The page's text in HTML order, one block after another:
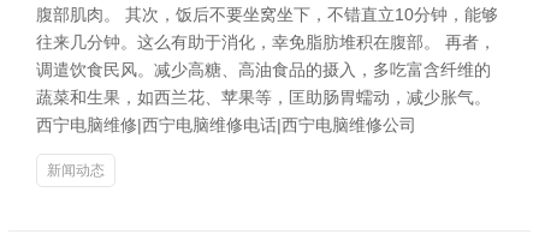
腹部肌肉。 其次，饭后不要坐窝坐下，不错直立10分钟，能够
往来几分钟。这么有助于消化，幸免脂肪堆积在腹部。 再者，
调遣饮食民风。减少高糖、高油食品的摄入，多吃富含纤维的
蔬菜和生果，如西兰花、苹果等，匡助肠胃蠕动，减少胀气。
西宁电脑维修|西宁电脑维修电话|西宁电脑维修公司
新闻动态